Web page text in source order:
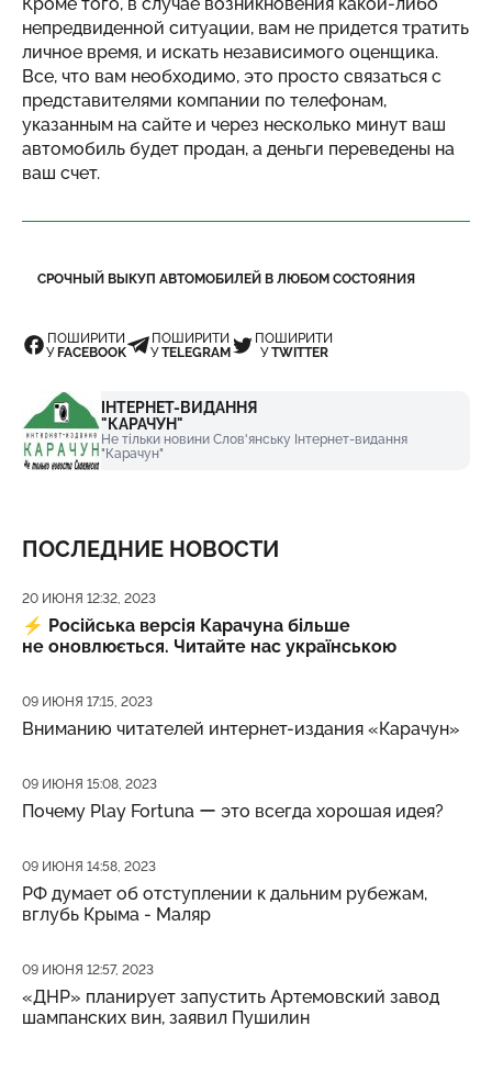
непредвиденной ситуации, вам не придется тратить
личное время, и искать независимого оценщика.
Все, что вам необходимо, это просто связаться с
представителями компании по телефонам,
указанным на сайте и через несколько минут ваш
автомобиль будет продан, а деньги переведены на
ваш счет.
СРОЧНЫЙ ВЫКУП АВТОМОБИЛЕЙ В ЛЮБОМ СОСТОЯНИЯ
ПОШИРИТИ
У FACEBOOK
ПОШИРИТИ
УTELEGRAM
ПОШИРИТИ
УTWITTER
ІНТЕРНЕТ-ВИДАННЯ
"КАРАЧУН"
Не тільки новини Слов'янську Інтернет-видання
"Карачун"
ПОСЛЕДНИЕ НОВОСТИ
Дата публикации
20 ИЮНЯ 12:32, 2023
⚡️ Російська версія Карачуна більше
не оновлюється. Читайте нас українською
Дата публикации
09 ИЮНЯ 17:15, 2023
Вниманию читателей интернет-издания «Карачун»
Дата публикации
09 ИЮНЯ 15:08, 2023
Почему Play Fortuna ー это всегда хорошая идея?
Дата публикации
09 ИЮНЯ 14:58, 2023
РФ думает об отступлении к дальним рубежам,
вглубь Крыма - Маляр
Дата публикации
09 ИЮНЯ 12:57, 2023
«ДНР» планирует запустить Артемовский завод
шампанских вин, заявил Пушилин